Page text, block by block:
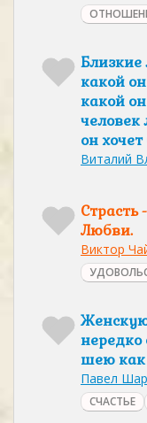
Близкие
какой
какой
человек
он
Виталий
Страсть
Любви.
Виктор
нередко
шею как
Павел
СЧАСТЬЕ